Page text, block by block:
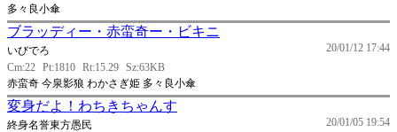
多々良小傘
ブラッディー・赤蛮奇ー・ビキニ
20/01/12 17:44
いびでろ
Cm:22 Pt:1810 Rt:15.29 Sz:63KB
赤蛮奇 今泉影狼 わかさぎ姫 多々良小傘
変身だよ！わちきちゃんす
20/01/05 19:54
終身名誉東方愚民